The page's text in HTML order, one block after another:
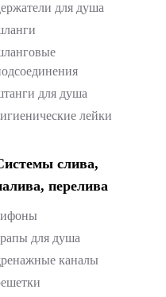
для душа
для душа
лейки
слива,
перелива
для душа
каналы